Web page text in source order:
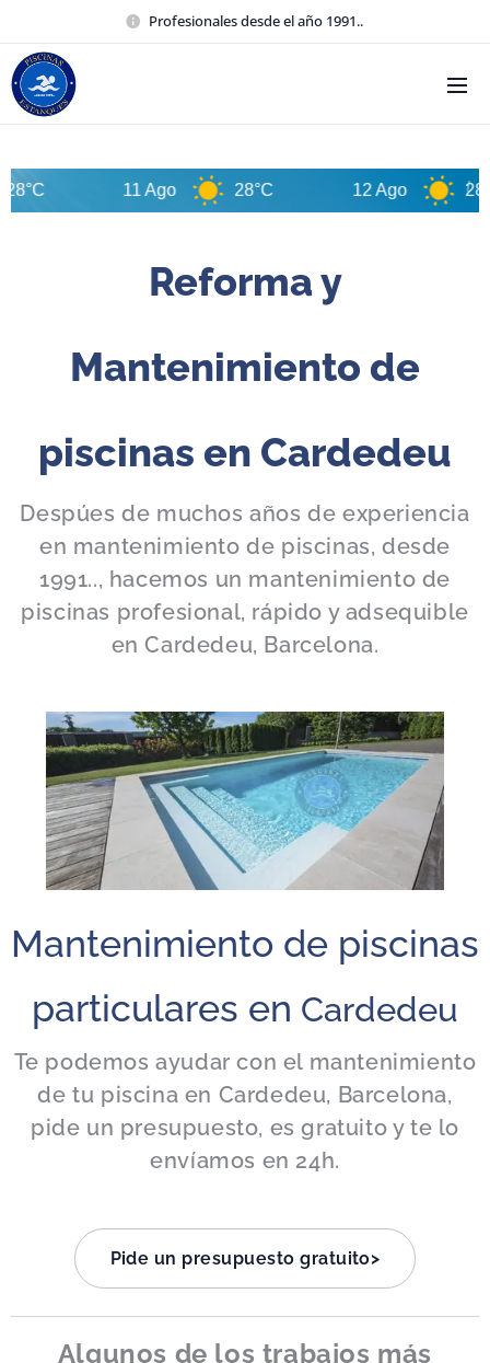
Profesionales desde el año 1991..
11 Ago 28°C 12 Ago 28°C
Reforma y
Mantenimiento de
piscinas en Cardedeu
Despúes de muchos años de experiencia
en mantenimiento de piscinas, desde
1991.., hacemos un mantenimiento de
piscinas profesional, rápido y adsequible
en Cardedeu, Barcelona.
Mantenimiento de piscinas
particulares en Cardedeu
Te podemos ayudar con el mantenimiento
de tu piscina en Cardedeu, Barcelona,
pide un presupuesto, es gratuito y te lo
envíamos en 24h.
Pide un presupuesto gratuito>
Algunos de los trabajos más